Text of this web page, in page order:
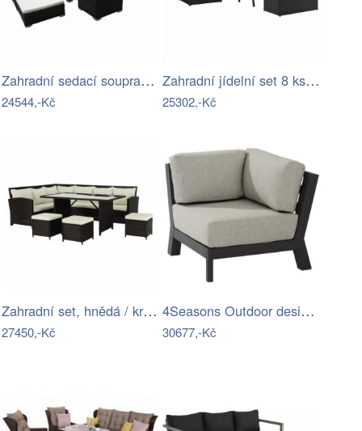
Zahradní sedací souprava 12 ks…
24544,-Kč
Zahradní jídelní set 8 ks polyratan…
25302,-Kč
Zahradní set, hnědá / krémová, STARK…
27450,-Kč
4Seasons Outdoor designové zahradní…
30677,-Kč